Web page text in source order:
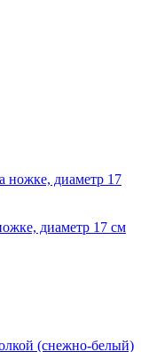
диаметр 17 см